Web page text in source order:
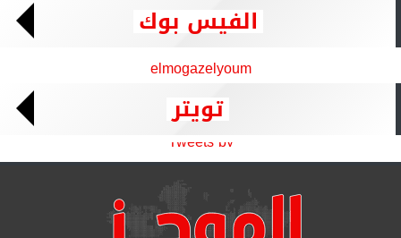
الفيس بوك
elmogazelyoum
تويتر
Tweets by